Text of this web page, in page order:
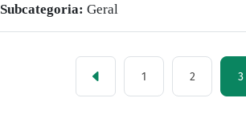
Subcategoria: Geral
1 2 3